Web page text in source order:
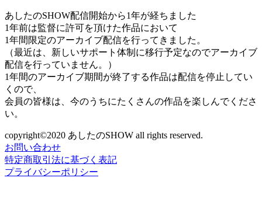
あしたのSHOW配信開始から1年が経ちました
1年前は監督に許可を頂けた作品において
1年間限定のアーカイブ配信を行ってきました。
（最近は、新しいサポート体制に移行予定なのでアーカイブ
配信を行っていません。）
1年間のアーカイブ期間が終了する作品は配信を停止してい
くので、
会員の皆様は、今のうちにたくさんの作品を楽しんでくださ
い。
copyright©2020 あしたのSHOW all rights reserved.
お問い合わせ
特定商取引法に基づく表記
プライバシーポリシー